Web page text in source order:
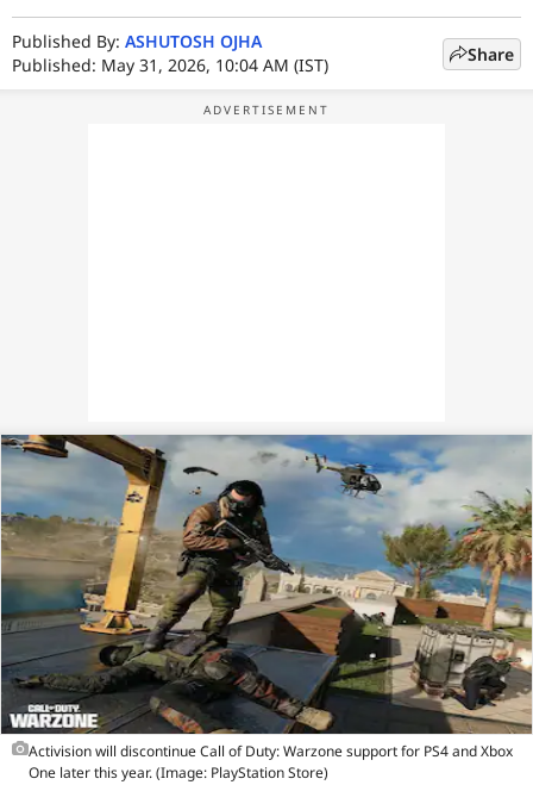
Published By: ASHUTOSH OJHA
Published: May 31, 2026, 10:04 AM (IST)
Share
Activision will discontinue Call of Duty: Warzone support for PS4 and Xbox
One later this year. (Image: PlayStation Store)